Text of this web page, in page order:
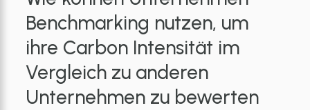
Benchmarking nutzen, um
ihre Carbon Intensität im
Vergleich zu anderen
Unternehmen zu bewerten